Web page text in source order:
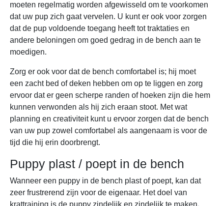
moeten regelmatig worden afgewisseld om te voorkomen
dat uw pup zich gaat vervelen. U kunt er ook voor zorgen
dat de pup voldoende toegang heeft tot traktaties en
andere beloningen om goed gedrag in de bench aan te
moedigen.
Zorg er ook voor dat de bench comfortabel is; hij moet
een zacht bed of deken hebben om op te liggen en zorg
ervoor dat er geen scherpe randen of hoeken zijn die hem
kunnen verwonden als hij zich eraan stoot. Met wat
planning en creativiteit kunt u ervoor zorgen dat de bench
van uw pup zowel comfortabel als aangenaam is voor de
tijd die hij erin doorbrengt.
Puppy plast / poept in de bench
Wanneer een puppy in de bench plast of poept, kan dat
zeer frustrerend zijn voor de eigenaar. Het doel van
krattraining is de puppy zindelijk en zindelijk te maken.